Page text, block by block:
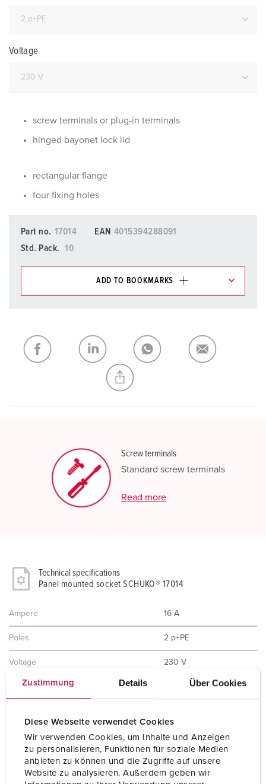
Zustimmung Details Über Cookies
Diese Webseite verwendet Cookies
Wir verwenden Cookies, um Inhalte und Anzeigen
zu personalisieren, Funktionen für soziale Medien
anbieten zu können und die Zugriffe auf unsere
Website zu analysieren. Außerdem geben wir
Voltage
screw terminals or plug-in terminals
hinged bayonet lock lid
rectangular flange
four fixing holes
Part no. 17014 EAN 4015394288091
Std. Pack.
10
ADD TO BOOKMARKS
My list ADD
CREATE A NEW LIST
Screw terminals
Standard screw terminals
Read more
Technical specifications
Panel mounted socket SCHUKO® 17014
Ampere 16 A
Poles 2 p+PE
Voltage 230 V
Connection technology Screw terminals
Protection type IP68
Shutter Yes